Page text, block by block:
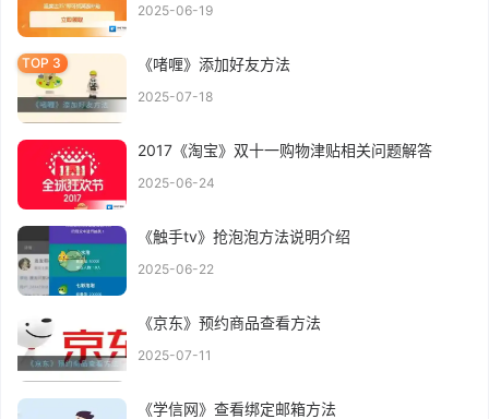
2025-06-19
《啫喱》添加好友方法
2025-07-18
2017《淘宝》双十一购物津贴相关问题解答
2025-06-24
《触手tv》抢泡泡方法说明介绍
2025-06-22
《京东》预约商品查看方法
2025-07-11
《学信网》查看绑定邮箱方法